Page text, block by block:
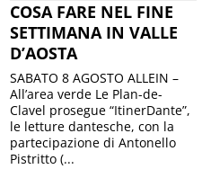
COSA FARE NEL FINE
SETTIMANA IN VALLE
D’AOSTA
SABATO 8 AGOSTO ALLEIN –
All’area verde Le Plan-de-
Clavel prosegue “ItinerDante”,
le letture dantesche, con la
partecipazione di Antonello
Pistritto (...